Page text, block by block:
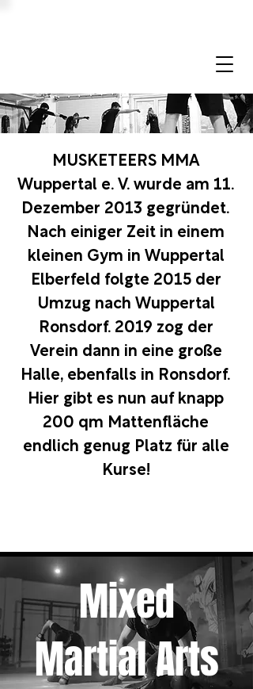
MUSKETEERS MMA
Wuppertal e. V. wurde am 11.
Dezember 2013 gegründet.
Nach einiger Zeit in einem
kleinen Gym in Wuppertal
Elberfeld folgte 2015 der
Umzug nach Wuppertal
Ronsdorf. 2019 zog der
Verein dann in eine große
Halle, ebenfalls in Ronsdorf.
Hier gibt es nun auf knapp
200 qm Mattenfläche
endlich genug Platz für alle
Kurse!
Mixed
Martial Arts